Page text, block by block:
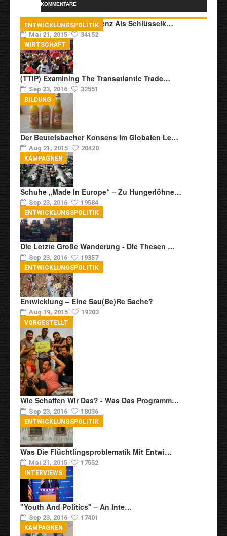
KOMMENTARE
Transkulturelle Kompetenz Als Schlüsselk…
Mai 21, 2015 34152
ENTWICKLUNGSPOLITIK
(TTIP) Examining The Transatlantic Trade…
Sep 23, 2016 32551
WIRTSCHAFT
Der Beutelsbacher Konsens Im Globalen Le…
Aug 21, 2015 20420
BILDUNG
Schuhe „Made In Europe“ – Zu Hungerlöhne…
Sep 23, 2016 19584
KAMPAGNEN
Die Letzte Große Wanderung - Die Thesen …
Sep 23, 2016 19357
ENTWICKLUNGSPOLITIK
Entwicklung – Eine Sau(be)re Sache?
Aug 19, 2015 19203
ENTWICKLUNGSPOLITIK
Wie Schaffen Wir Das? - Was Das Programm…
Sep 23, 2016 18036
VORGESTELLT
Was Die Flüchtlingsproblematik Mit Entwi…
Mai 21, 2015 17552
ENTWICKLUNGSPOLITIK
"Youth And Politics" – An Inte…
Sep 23, 2016 17401
INTERVIEWS
KAMPAGNEN